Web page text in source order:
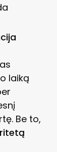
laiką
Be to,